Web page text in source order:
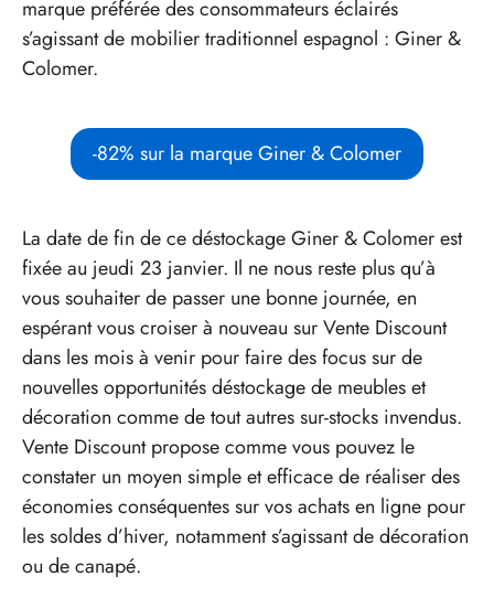
marque préférée des consommateurs éclairés
s’agissant de mobilier traditionnel espagnol : Giner &
Colomer.
-82% sur la marque Giner & Colomer
La date de fin de ce déstockage Giner & Colomer est
fixée au jeudi 23 janvier. Il ne nous reste plus qu’à
vous souhaiter de passer une bonne journée, en
espérant vous croiser à nouveau sur Vente Discount
dans les mois à venir pour faire des focus sur de
nouvelles opportunités déstockage de meubles et
décoration comme de tout autres sur-stocks invendus.
Vente Discount propose comme vous pouvez le
constater un moyen simple et efficace de réaliser des
économies conséquentes sur vos achats en ligne pour
les soldes d’hiver, notamment s’agissant de décoration
ou de canapé.